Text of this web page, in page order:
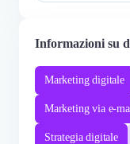
Informazioni su
Marketing digitale
Marketing via e-
Strategia digitale